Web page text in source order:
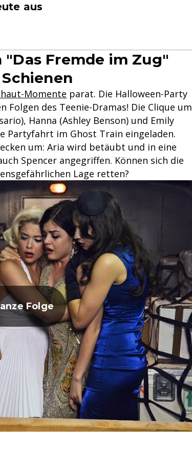
aus
Fremde im Zug"
Momente parat. Die Halloween-Party
des Teenie-Dramas! Die Clique um
Hanna (Ashley Benson) und Emily
Partyfahrt im Ghost Train eingeladen.
um: Aria wird betäubt und in eine
Spencer angegriffen. Können sich die
Lage retten?
Folge